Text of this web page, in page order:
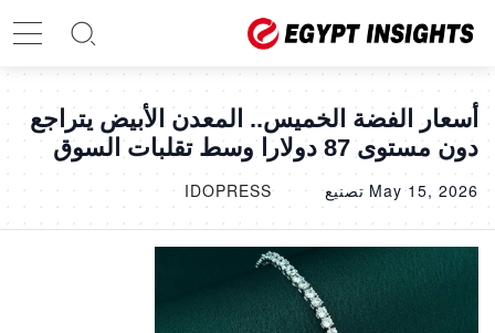
أسعار الفضة الخميس.. المعدن الأبيض يتراجع
دون مستوى 87 دولارا وسط تقلبات السوق
May 15, 2026 تصنيع IDOPRESS